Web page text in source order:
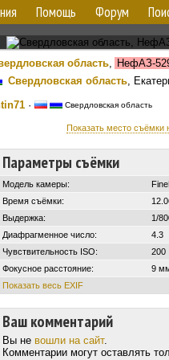
Помощь Форум
область, НефАЗ-
Свердловская область,
· Свердловская область
Показать место съёмки
Параметры съёмки
Модель камеры:
Время съёмки:
Выдержка:
1/
Диафрагменное число:
4.3
Чувствительность ISO:
200
Фокусное расстояние:
9
Показать весь EXIF
Ваш комментарий
Вы не вошли на сайт.
Комментарии могут оставлять